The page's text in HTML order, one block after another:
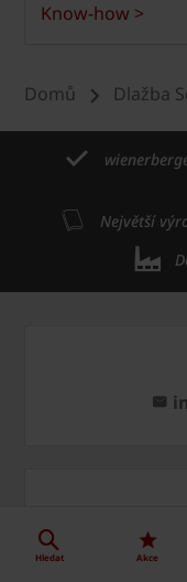
Know-how >
Hledat Akce
Domů Dlažba
Největší